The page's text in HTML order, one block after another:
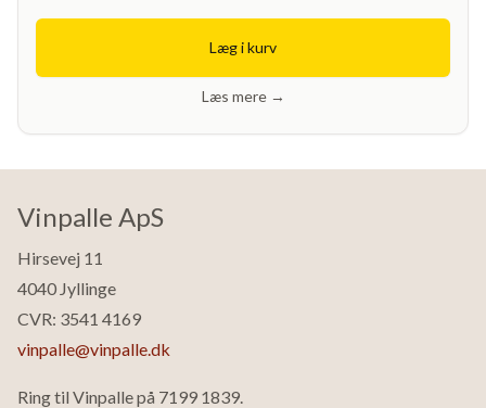
Læg i kurv
Læs mere →
Vinpalle ApS
Hirsevej 11
4040 Jyllinge
CVR: 3541 4169
vinpalle@vinpalle.dk
Ring til Vinpalle på 7199 1839.